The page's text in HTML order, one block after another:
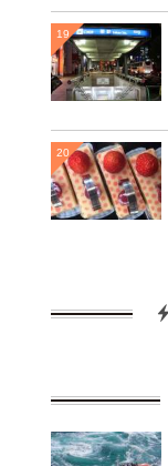
19
20